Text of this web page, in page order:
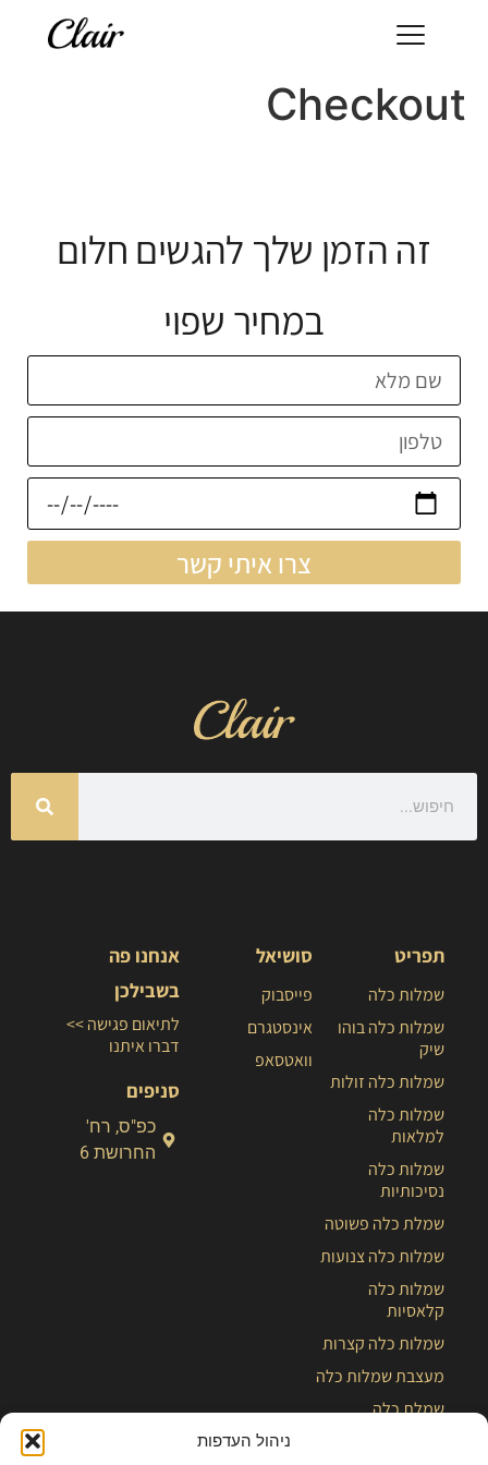
ניהול העדפות
Checkout
זה הזמן שלך להגשים חלום
במחיר שפוי
צרו איתי קשר
תפריט
שמלות כלה
שמלות כלה בוהו
שיק
שמלות כלה זולות
שמלות כלה
למלאות
שמלות כלה
נסיכותיות
שמלת כלה פשוטה
שמלות כלה צנועות
שמלות כלה
קלאסיות
שמלות כלה קצרות
מעצבת שמלות כלה
שמלת כלה
סושיאל
פייסבוק
אינסטגרם
וואטסאפ
אנחנו פה
בשבילכן
לתיאום פגישה >>
דברו איתנו
סניפים
כפ"ס, רח'
החרושת 6